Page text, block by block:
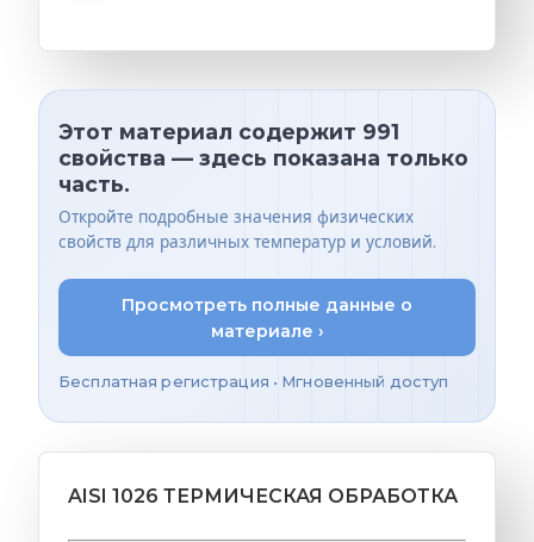
Этот материал содержит 991
свойства — здесь показана только
часть.
Откройте подробные значения физических
свойств для различных температур и условий.
Просмотреть полные данные о
материале ›
Бесплатная регистрация • Мгновенный доступ
AISI 1026 ТЕРМИЧЕСКАЯ ОБРАБОТКА